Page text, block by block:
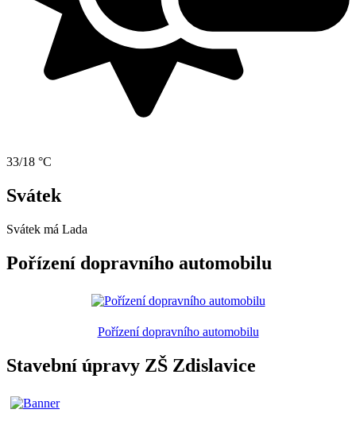
33/18 °C
Svátek
Svátek má Lada
Pořízení dopravního automobilu
Pořízení dopravního automobilu
Stavební úpravy ZŠ Zdislavice